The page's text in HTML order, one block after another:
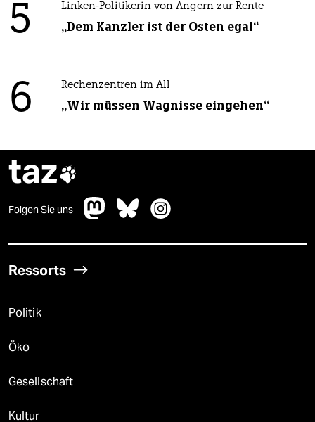
5 Linken-Politikerin von Angern zur Rente
„Dem Kanzler ist der Osten egal“
6 Rechenzentren im All
„Wir müssen Wagnisse eingehen“
taz
Folgen Sie uns
Ressorts
Politik
Öko
Gesellschaft
Kultur